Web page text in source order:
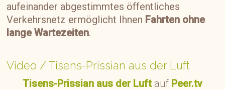
aufeinander abgestimmtes öffentliches
Verkehrsnetz ermöglicht Ihnen Fahrten ohne
lange Wartezeiten.
Video / Tisens-Prissian aus der Luft
Tisens-Prissian aus der Luftauf Peer.tv